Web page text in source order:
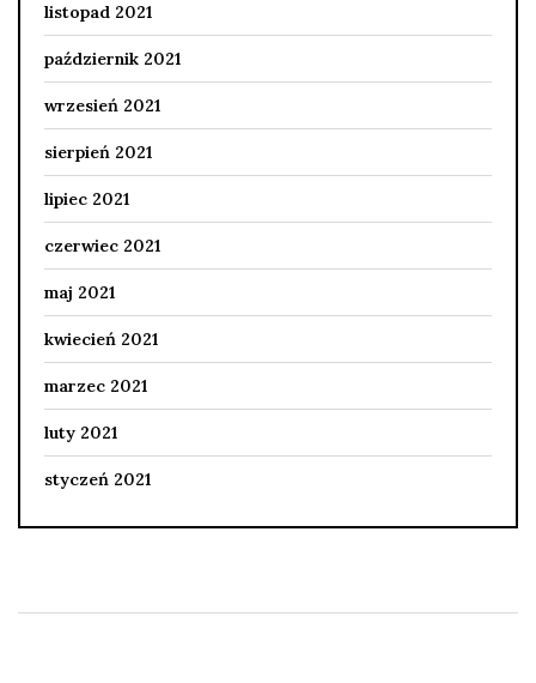
listopad 2021
październik 2021
wrzesień 2021
sierpień 2021
lipiec 2021
czerwiec 2021
maj 2021
kwiecień 2021
marzec 2021
luty 2021
styczeń 2021